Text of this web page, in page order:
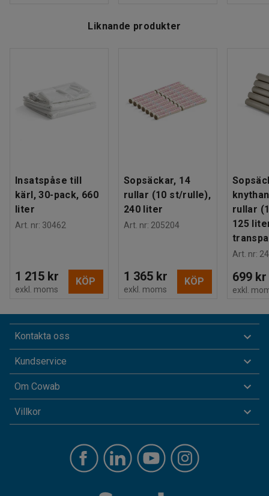
Liknande produkter
Insatspåse till
kärl, 30-pack, 660
liter
Art. nr: 30462
1 215 kr
exkl. moms
KÖP
Sopsäckar, 14
rullar (10 st/rulle),
240 liter
Art. nr: 205204
1 365 kr
exkl. moms
KÖP
rullar
125
Art. nr:
699 kr
exkl.
Kontakta oss
Kundservice
Om Cowab
Villkor